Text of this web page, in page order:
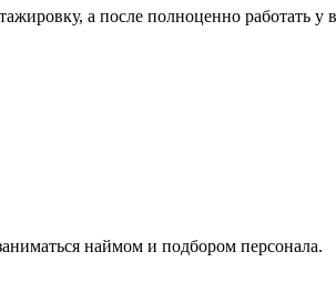
а после полноценно работать у
наймом и подбором персонала.